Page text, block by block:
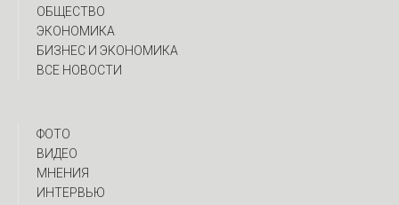
ОБЩЕСТВО
ЭКОНОМИКА
БИЗНЕС И ЭКОНОМИКА
ВСЕ НОВОСТИ
ФОТО
ВИДЕО
МНЕНИЯ
ИНТЕРВЬЮ